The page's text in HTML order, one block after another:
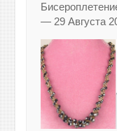
— 29 Августа